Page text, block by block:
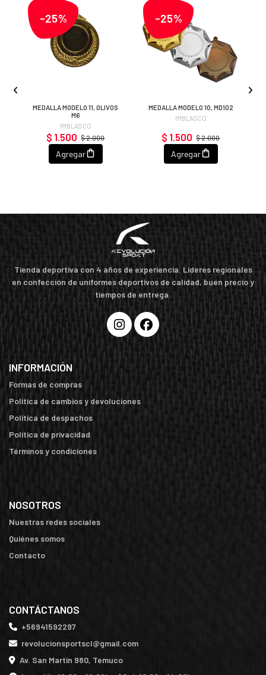
-25%
MEDALLA MODELO 11, OLIVOS
M6
IMBLASCO
$ 2.000
$ 1.500
Agregar
-25%
MEDALLA MODELO 10, MD102
IMBLASCO
$ 2.000
$ 1.500
Agregar
Tienda deportiva con 4 años de experiencia. Líderes regionales
en confección de uniformes deportivos de calidad, buen precio y
tiempos de entrega.
INFORMACIÓN
Formas de compras
Política de cambios y devoluciones
Política de despachos
Política de privacidad
Términos y condiciones
NOSOTROS
Nuestras redes sociales
Quiénes somos
Contacto
CONTÁCTANOS
+56941592297
revolucionsportscl@gmail.com
Av. San Martín 980, Temuco